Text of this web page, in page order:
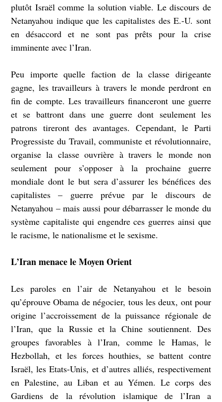
plutôt Israël comme la solution viable. Le discours de
Netanyahou indique que les capitalistes des E.-U. sont
en désaccord et ne sont pas prêts pour la crise
imminente avec l’Iran.
Peu importe quelle faction de la classe dirigeante
gagne, les travailleurs à travers le monde perdront en
fin de compte. Les travailleurs financeront une guerre
et se battront dans une guerre dont seulement les
patrons tireront des avantages. Cependant, le Parti
Progressiste du Travail, communiste et révolutionnaire,
organise la classe ouvrière à travers le monde non
seulement pour s’opposer à la prochaine guerre
mondiale dont le but sera d’assurer les bénéfices des
capitalistes – guerre prévue par le discours de
Netanyahou – mais aussi pour débarrasser le monde du
système capitaliste qui engendre ces guerres ainsi que
le racisme, le nationalisme et le sexisme.
L’Iran menace le Moyen Orient
Les paroles en l’air de Netanyahou et le besoin
qu’éprouve Obama de négocier, tous les deux, ont pour
origine l’accroissement de la puissance régionale de
l’Iran, que la Russie et la Chine soutiennent. Des
groupes favorables à l’Iran, comme le Hamas, le
Hezbollah, et les forces houthies, se battent contre
Israël, les Etats-Unis, et d’autres alliés, respectivement
en Palestine, au Liban et au Yémen. Le corps des
Gardiens de la révolution islamique de l’Iran a